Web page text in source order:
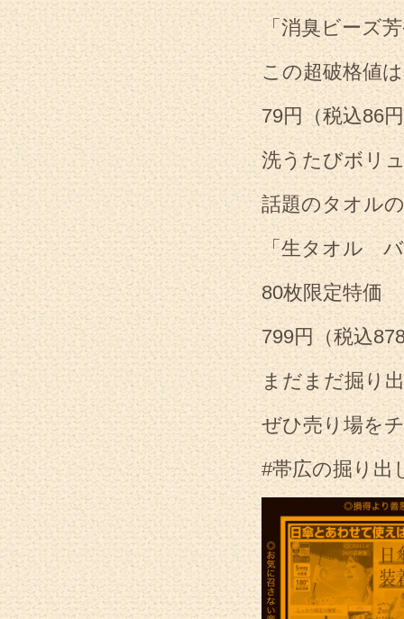
「消臭ビーズ
この超破格値
79円（税込86
洗うたびボリ
話題のタオル
「生タオル
80枚限定特価
799円（税込
まだまだ掘り
ぜひ売り場を
#帯広の掘り出